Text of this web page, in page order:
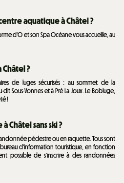
aquatique à Châtel ?
d'O et son Spa Océane vous accueille, au
?
de luges sécurisés : au sommet de la
Sous-Vonnes et à Pré La Joux. Le Bobluge,
!
Châtel sans ski ?
pédestre ou en raquette. Tous sont
bureau d'information touristique, en fonction
possible de s'inscrire à des randonnées